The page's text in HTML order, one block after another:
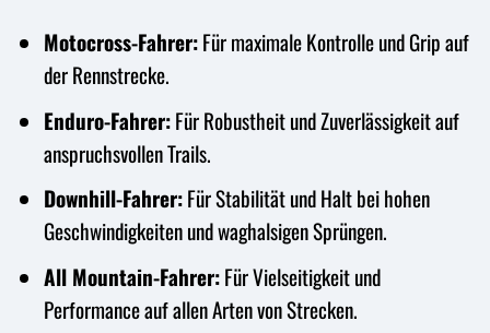
Motocross-Fahrer:Für maximale Kontrolle und Grip auf
der Rennstrecke.
Enduro-Fahrer:Für Robustheit und Zuverlässigkeit auf
anspruchsvollen Trails.
Downhill-Fahrer:Für Stabilität und Halt bei hohen
Geschwindigkeiten und waghalsigen Sprüngen.
All Mountain-Fahrer:Für Vielseitigkeit und
Performance auf allen Arten von Strecken.